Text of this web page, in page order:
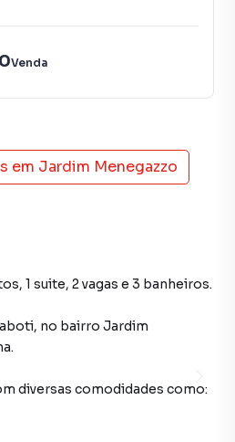
Venda
em Jardim Menegazzo
1 suite, 2 vagas e 3 banheiros.
, no bairro Jardim
.
diversas comodidades como: